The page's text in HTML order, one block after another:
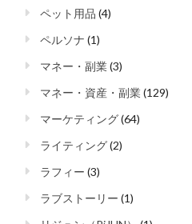
ペット用品 (4)
ペルソナ (1)
マネー・副業(3)
マネー・資産・副業(129)
マーケティング(64)
ライティング(2)
ラフィー (3)
ラブストーリー (1)